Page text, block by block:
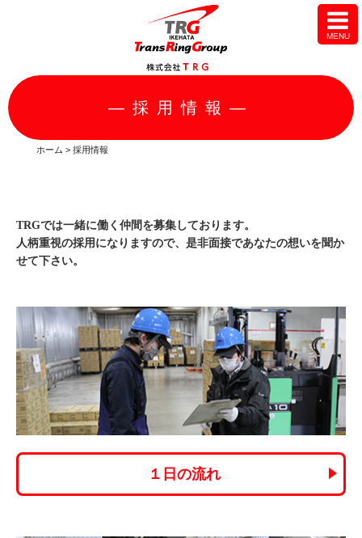
―採用情報―
ホーム > 採用情報
TRGでは一緒に働く仲間を募集しております。
人柄重視の採用になりますので、是非面接であなたの想いを聞か
せて下さい。
１日の流れ